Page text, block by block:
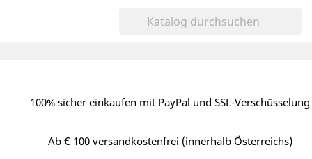
100% sicher einkaufen mit PayPal und SSL-Verschüsselung
Ab € 100 versandkostenfrei (innerhalb Österreichs)